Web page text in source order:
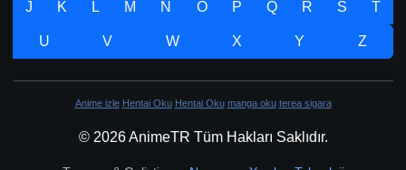
J K L M N O P Q R S T
U V W X Y Z
Anime izle Hentai Oku Hentai Oku manga oku terea sigara
© 2026 AnimeTR Tüm Hakları Saklıdır.